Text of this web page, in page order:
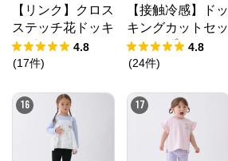
【リンク】クロス
ステッチ花ドッキ
ングTシャツ
4.8
(17件)
【接触冷感】ドッ
キングカットセッ
トアップ
4.8
(24件)
16 17